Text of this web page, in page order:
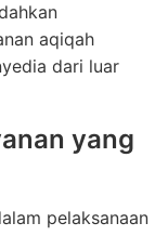
aqiqah
dari luar
yang
pelaksanaan